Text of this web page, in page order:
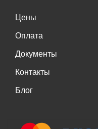
Цены
Оплата
Документы
Контакты
Блог